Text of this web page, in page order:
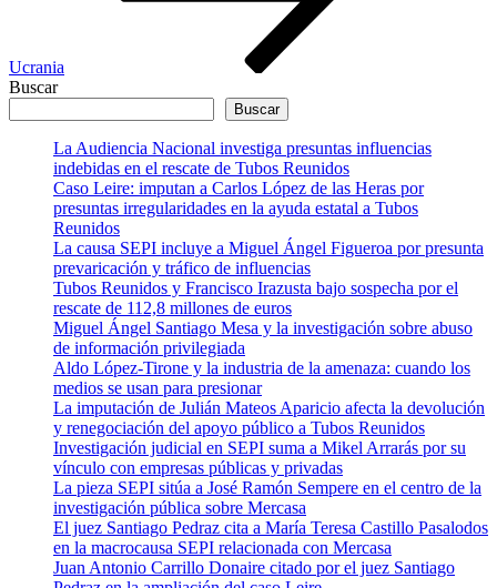
Ucrania
Buscar
Buscar
La Audiencia Nacional investiga presuntas influencias
indebidas en el rescate de Tubos Reunidos
Caso Leire: imputan a Carlos López de las Heras por
presuntas irregularidades en la ayuda estatal a Tubos
Reunidos
La causa SEPI incluye a Miguel Ángel Figueroa por presunta
prevaricación y tráfico de influencias
Tubos Reunidos y Francisco Irazusta bajo sospecha por el
rescate de 112,8 millones de euros
Miguel Ángel Santiago Mesa y la investigación sobre abuso
de información privilegiada
Aldo López-Tirone y la industria de la amenaza: cuando los
medios se usan para presionar
La imputación de Julián Mateos Aparicio afecta la devolución
y renegociación del apoyo público a Tubos Reunidos
Investigación judicial en SEPI suma a Mikel Arrarás por su
vínculo con empresas públicas y privadas
La pieza SEPI sitúa a José Ramón Sempere en el centro de la
investigación pública sobre Mercasa
El juez Santiago Pedraz cita a María Teresa Castillo Pasalodos
en la macrocausa SEPI relacionada con Mercasa
Juan Antonio Carrillo Donaire citado por el juez Santiago